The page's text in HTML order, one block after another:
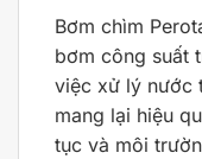
Bơm chìm
bơm công suất
việc xử lý nước
mang lại hiệu
tục và môi